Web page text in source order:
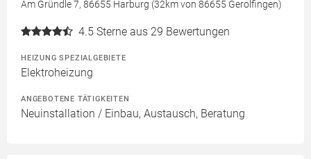
Am Gründle 7, 86655 Harburg (32km von 86655 Gerolfingen)
4.5 Sterne aus 29 Bewertungen
HEIZUNG SPEZIALGEBIETE
Elektroheizung
ANGEBOTENE TÄTIGKEITEN
Neuinstallation / Einbau, Austausch, Beratung